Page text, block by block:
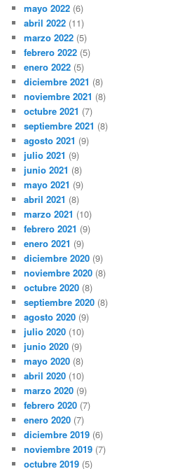
mayo 2022 (6)
abril 2022 (11)
marzo 2022 (5)
febrero 2022 (5)
enero 2022 (5)
diciembre 2021 (8)
noviembre 2021 (8)
octubre 2021 (7)
septiembre 2021 (8)
agosto 2021 (9)
julio 2021 (9)
junio 2021 (8)
mayo 2021 (9)
abril 2021 (8)
marzo 2021 (10)
febrero 2021 (9)
enero 2021 (9)
diciembre 2020 (9)
noviembre 2020 (8)
octubre 2020 (8)
septiembre 2020 (8)
agosto 2020 (9)
julio 2020 (10)
junio 2020 (9)
mayo 2020 (8)
abril 2020 (10)
marzo 2020 (9)
febrero 2020 (7)
enero 2020 (7)
diciembre 2019 (6)
noviembre 2019 (7)
octubre 2019 (5)